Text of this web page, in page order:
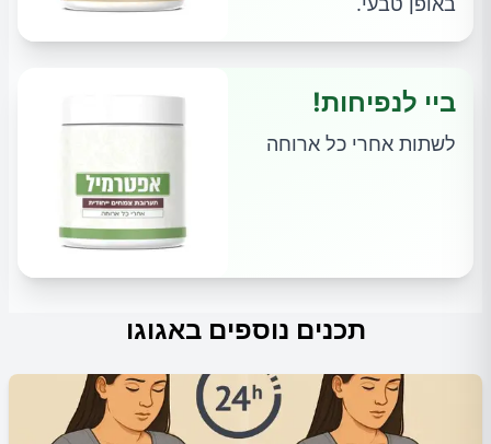
ביי לנפיחות!
לשתות אחרי כל ארוחה
תכנים נוספים באגוגו